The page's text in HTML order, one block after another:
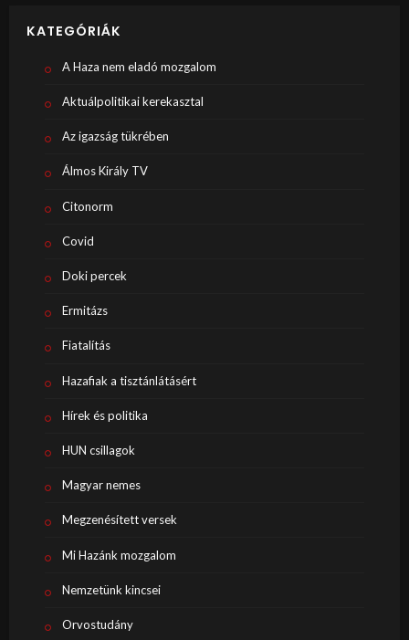
KATEGÓRIÁK
A Haza nem eladó mozgalom
Aktuálpolitikai kerekasztal
Az igazság tükrében
Álmos Király TV
Citonorm
Covid
Doki percek
Ermitázs
Fiatalítás
Hazafiak a tisztánlátásért
Hírek és politika
HUN csillagok
Magyar nemes
Megzenésített versek
Mi Hazánk mozgalom
Nemzetünk kincsei
Orvostudány